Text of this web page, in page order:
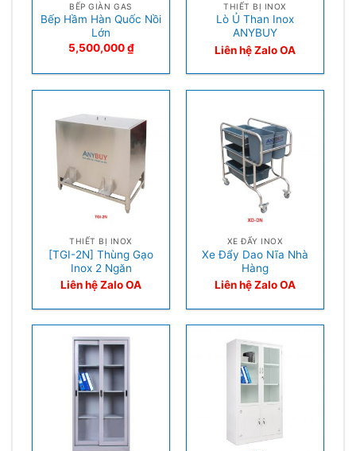
BẾP GIÀN GAS
Bếp Hầm Hàn Quốc Nồi
Lớn
5,500,000₫
THIẾT BỊ INOX
Lò Ủ Than Inox
ANYBUY
Liên hệ Zalo OA
THIẾT BỊ INOX
[TGI-2N] Thùng Gạo
Inox 2 Ngăn
Liên hệ Zalo OA
XE ĐẨY INOX
Xe Đẩy Dao Nĩa Nhà
Hàng
Liên hệ Zalo OA